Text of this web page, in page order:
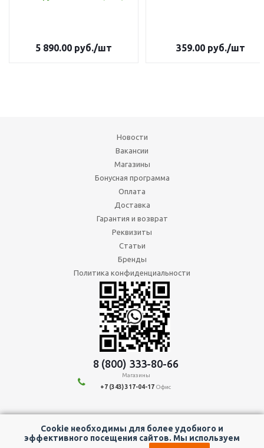
Cookie необходимы для более удобного и
эффективного посещения сайтов. Мы используем
5 890.00 руб./шт 359.00руб./шт
Новости
Вакансии
Магазины
Бонусная программа
Оплата
Доставка
Гарантия и возврат
Реквизиты
Статьи
Бренды
Политика конфиденциальности
8 (800) 333-80-66
Магазины
+7 (343) 317-04-17 Офис
Мы в социальных сетях: